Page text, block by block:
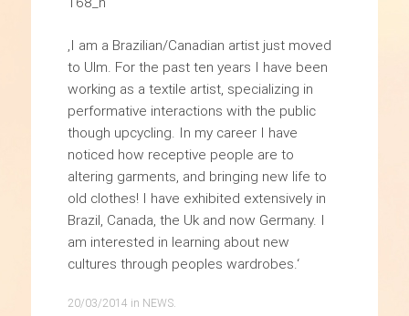
‚I am a Brazilian/Canadian artist just moved
to Ulm. For the past ten years I have been
working as a textile artist, specializing in
performative interactions with the public
though upcycling. In my career I have
noticed how receptive people are to
altering garments, and bringing new life to
old clothes! I have exhibited extensively in
Brazil, Canada, the Uk and now Germany. I
am interested in learning about new
cultures through peoples wardrobes.‘
20/03/2014 in NEWS.